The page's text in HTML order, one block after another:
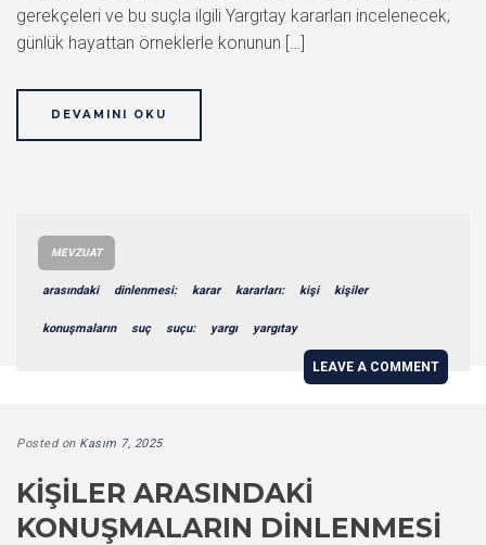
gerekçeleri ve bu suçla ilgili Yargıtay kararları incelenecek,
günlük hayattan örneklerle konunun […]
DEVAMINI OKU
MEVZUAT
arasındaki dinlenmesi: karar kararları: kişi kişiler
konuşmaların suç suçu: yargı yargıtay
LEAVE A COMMENT
Posted on Kasım 7, 2025
KIŞILER ARASINDAKI
KONUŞMALARIN DINLENMESI